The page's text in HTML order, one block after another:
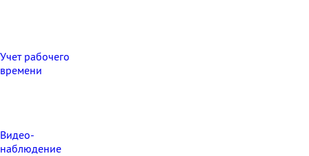
Учет рабочего
времени
Видео‑
наблюдение